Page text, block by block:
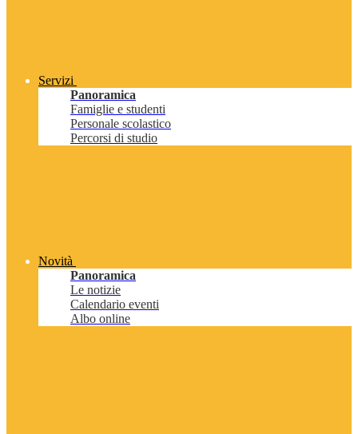
Servizi
Panoramica
Famiglie e studenti
Personale scolastico
Percorsi di studio
Novità
Panoramica
Le notizie
Calendario eventi
Albo online